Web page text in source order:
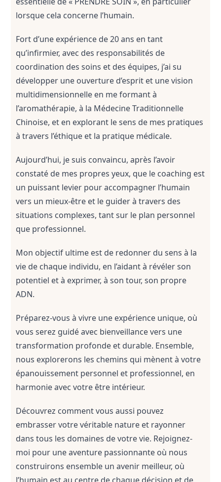
lorsque cela concerne l’humain.
Fort d’une expérience de 20 ans en tant
qu’infirmier, avec des responsabilités de
coordination des soins et des équipes, j’ai su
développer une ouverture d’esprit et une vision
multidimensionnelle en me formant à
l’aromathérapie, à la Médecine Traditionnelle
Chinoise, et en explorant le sens de mes pratiques
à travers l’éthique et la pratique médicale.
Aujourd’hui, je suis convaincu, après l’avoir
constaté de mes propres yeux, que le coaching est
un puissant levier pour accompagner l’humain
vers un mieux-être et le guider à travers des
situations complexes, tant sur le plan personnel
que professionnel.
Mon objectif ultime est de redonner du sens à la
vie de chaque individu, en l’aidant à révéler son
potentiel et à exprimer, à son tour, son propre
ADN.
Préparez-vous à vivre une expérience unique, où
vous serez guidé avec bienveillance vers une
transformation profonde et durable. Ensemble,
nous explorerons les chemins qui mènent à votre
épanouissement personnel et professionnel, en
harmonie avec votre être intérieur.
Découvrez comment vous aussi pouvez
embrasser votre véritable nature et rayonner
dans tous les domaines de votre vie. Rejoignez-
moi pour une aventure passionnante où nous
construirons ensemble un avenir meilleur, où